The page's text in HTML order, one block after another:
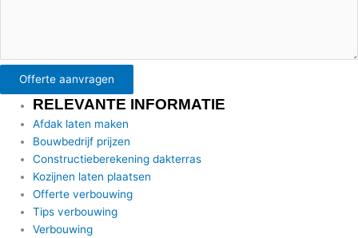
Offerte aanvragen
RELEVANTE INFORMATIE
Afdak laten maken
Bouwbedrijf prijzen
Constructieberekening dakterras
Kozijnen laten plaatsen
Offerte verbouwing
Tips verbouwing
Verbouwing